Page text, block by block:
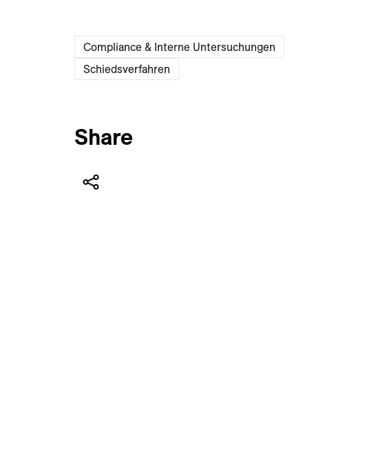
Compliance & Interne Untersuchungen
Schiedsverfahren
Share